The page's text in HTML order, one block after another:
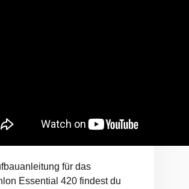
für das
Essential 420 findest du